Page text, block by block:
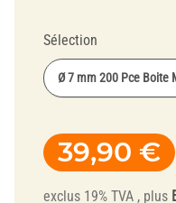
Sélection
Ø 7 mm 200 Pce Boite
39,90 €
exclus 19% TVA , plus